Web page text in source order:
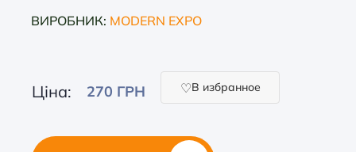
ВИРОБНИК: MODERN EXPO
Ціна: 270 ГРН В избранное